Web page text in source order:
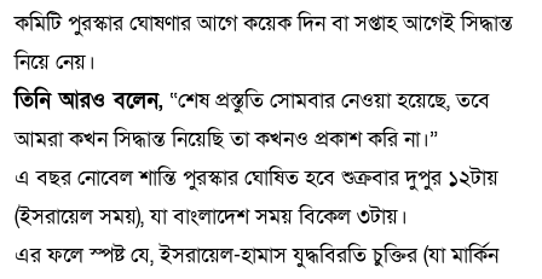
কমিটি পুরস্কার ঘোষণার আগে কয়েক দিন বা সপ্তাহ আগেই সিদ্ধান্ত
নিয়ে নেয়।
তিনি আরও বলেন, “শেষ প্রস্তুতি সোমবার নেওয়া হয়েছে, তবে
আমরা কখন সিদ্ধান্ত নিয়েছি তা কখনও প্রকাশ করি না।”
এ বছর নোবেল শান্তি পুরস্কার ঘোষিত হবে শুক্রবার দুপুর ১২টায়
(ইসরায়েল সময়), যা বাংলাদেশ সময় বিকেল ৩টায়।
এর ফলে স্পষ্ট যে, ইসরায়েল-হামাস যুদ্ধবিরতি চুক্তির (যা মার্কিন